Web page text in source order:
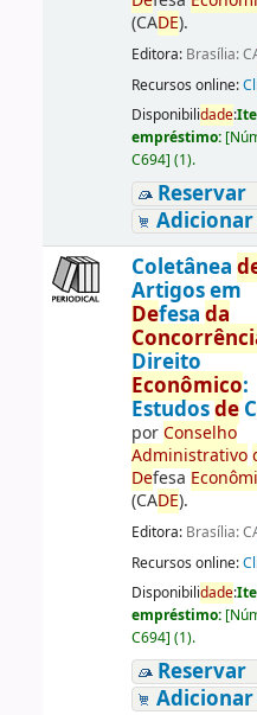
(CADE).
Editora: Brasília:
Recursos online:
Disponibilidade:
empréstimo: [
C694] (1).
Reservar
Coletânea
Artigos em
Defesa da
Direito
Econômico:
Estudosde
porConselho
Administrativo
Defesa
(CADE).
Editora: Brasília:
Recursos online:
Disponibilidade:
empréstimo: [
C694] (1).
Reservar